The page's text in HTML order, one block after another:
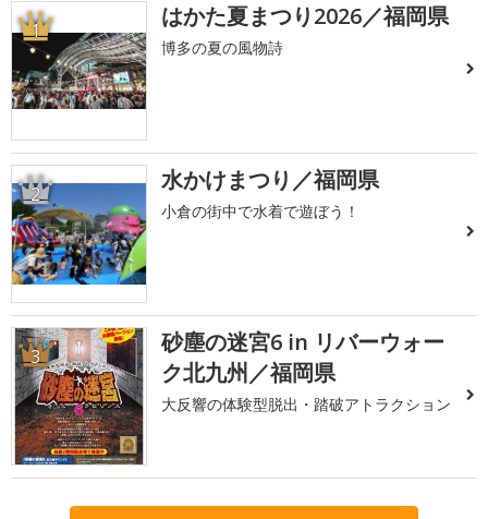
1 はかた夏まつり2026／福岡県
博多の夏の風物詩
2 水かけまつり／福岡県
小倉の街中で水着で遊ぼう！
3
砂塵の迷宮6 in リバーウォー
ク北九州／福岡県
大反響の体験型脱出・踏破アトラクション